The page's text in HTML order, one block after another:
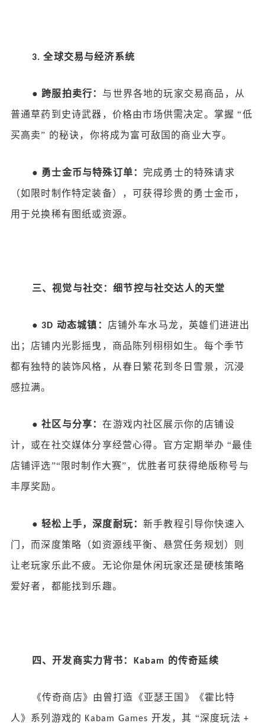
3.全球交易与经济系统
● 跨服拍卖行： 与世界各地的玩家交易商品，从
普通草药到史诗武器，价格由市场供需决定。掌握 “低
买高卖” 的秘诀，你将成为富可敌国的商业大亨。
● 勇士金币与特殊订单： 完成勇士的特殊请求
（如限时制作特定装备），可获得珍贵的勇士金币，
用于兑换稀有图纸或资源。
三、视觉与社交：细节控与社交达人的天堂
● 3D 动态城镇： 店铺外车水马龙，英雄们进进出
出；店铺内光影摇曳，商品陈列栩栩如生。每个季节
都有独特的装饰风格，从春日繁花到冬日雪景，沉浸
感拉满。
● 社区与分享：在游戏内社区展示你的店铺设
计，或在社交媒体分享经营心得。官方定期举办 “最佳
店铺评选”“限时制作大赛”，优胜者可获得绝版称号与
丰厚奖励。
● 轻松上手，深度耐玩：新手教程引导你快速入
门，而深度策略（如资源线平衡、悬赏任务规划）则
让老玩家乐此不疲。无论你是休闲玩家还是硬核策略
爱好者，都能找到乐趣。
四 、开发商实力背书： Kabam 的传奇延续
《传奇商店》由曾打造《亚瑟王国》《霍比特
人》系列游戏的 Kabam Games 开发，其 “深度玩法 +